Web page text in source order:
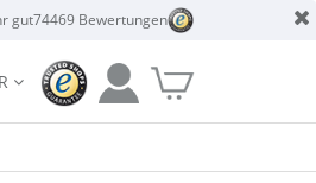
gut74469 Bewertungen